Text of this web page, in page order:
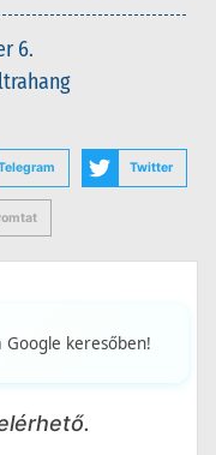
6.
Twitter
Google keresőben!